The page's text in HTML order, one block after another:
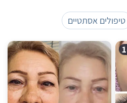
טיפולים אסתטיים
1